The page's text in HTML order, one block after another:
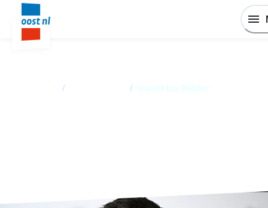
/ / Daniël ten Holder